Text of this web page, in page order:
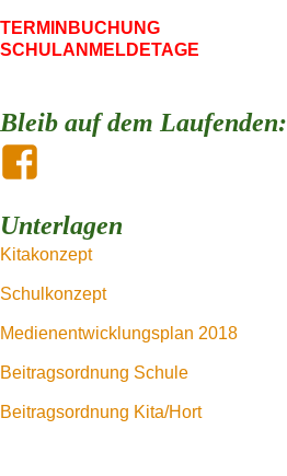
TERMINBUCHUNG
SCHULANMELDETAGE
Bleib auf dem Laufenden:
Unterlagen
Kitakonzept
Schulkonzept
Medienentwicklungsplan 2018
Beitragsordnung Schule
Beitragsordnung Kita/Hort